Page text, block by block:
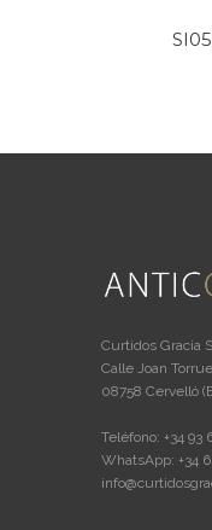
Curtidos Gracia
Calle Joan
08758 Cervelló
Teléfono: +34 93
WhatsApp: +34